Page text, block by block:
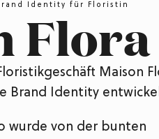
Identity für Floristin
Flora
Maison
Brand Identity
wurde von der bunten